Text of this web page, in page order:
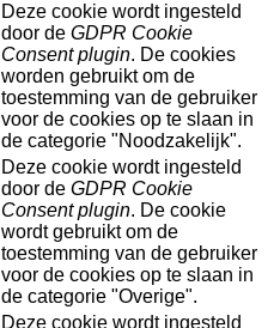
Deze cookie wordt ingesteld
door de GDPR Cookie
Consent plugin. De cookies
worden gebruikt om de
toestemming van de gebruiker
voor de cookies op te slaan in
de categorie "Noodzakelijk".
Deze cookie wordt ingesteld
door de GDPR Cookie
Consent plugin. De cookie
wordt gebruikt om de
toestemming van de gebruiker
voor de cookies op te slaan in
de categorie "Overige".
Deze cookie wordt ingesteld